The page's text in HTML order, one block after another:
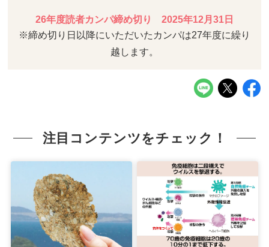
26年度読者カンパ締め切り 2025年12月31日
※締め切り日以降にいただいたカンパは27年度に繰り
越します。
注目コンテンツをチェック！